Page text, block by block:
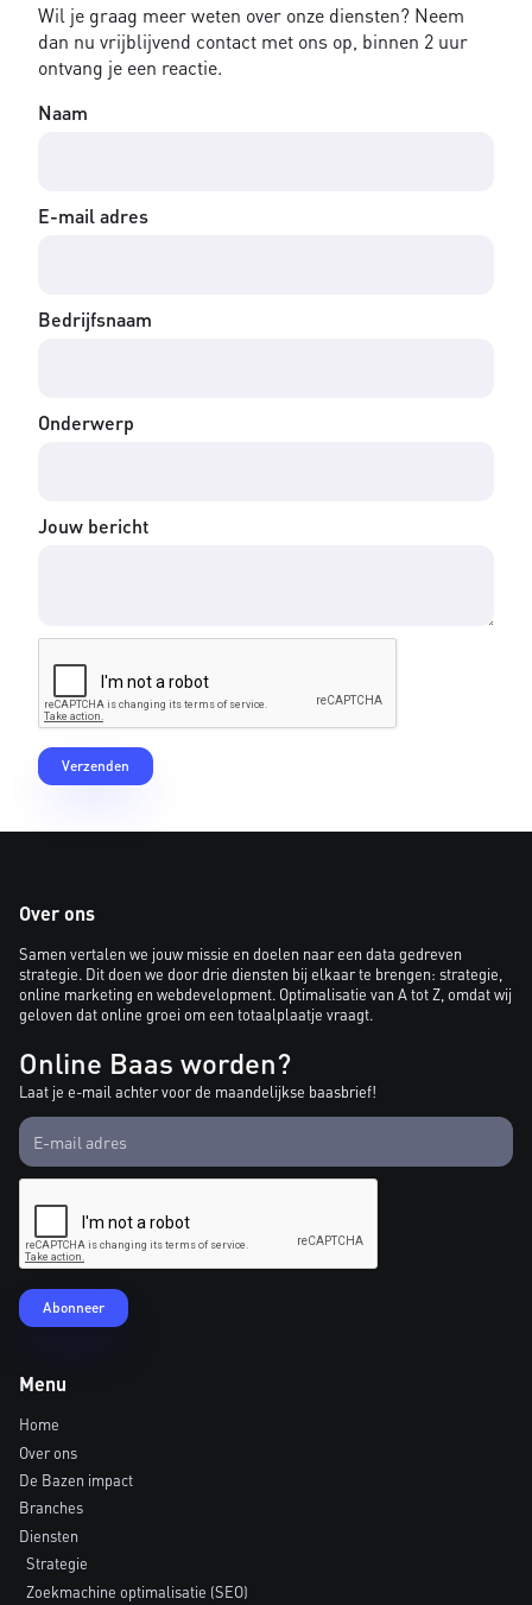
Wil je graag meer weten over onze diensten? Neem
dan nu vrijblijvend contact met ons op, binnen 2 uur
ontvang je een reactie.
Naam
E-mail adres
Bedrijfsnaam
Onderwerp
Jouw bericht
Over ons
Samen vertalen we jouw missie en doelen naar een data gedreven
strategie. Dit doen we door drie diensten bij elkaar te brengen: strategie,
online marketing en webdevelopment. Optimalisatie van A tot Z, omdat wij
geloven dat online groei om een totaalplaatje vraagt.
Online Baas worden?
Laat je e-mail achter voor de maandelijkse baasbrief!
Menu
Home
Over ons
De Bazen impact
Branches
Diensten
Strategie
Zoekmachine optimalisatie (SEO)